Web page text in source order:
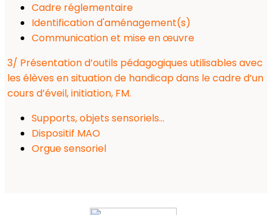
Cadre réglementaire
Identification d'aménagement(s)
Communication et mise en œuvre
3/ Présentation d’outils pédagogiques utilisables avec
les élèves en situation de handicap dans le cadre d’un
cours d’éveil, initiation, FM.
Supports, objets sensoriels…
Dispositif MAO
Orgue sensoriel